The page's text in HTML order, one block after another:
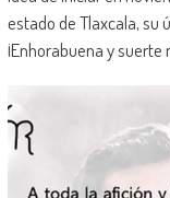
estado de Tlaxcala, su
¡Enhorabuena y suerte